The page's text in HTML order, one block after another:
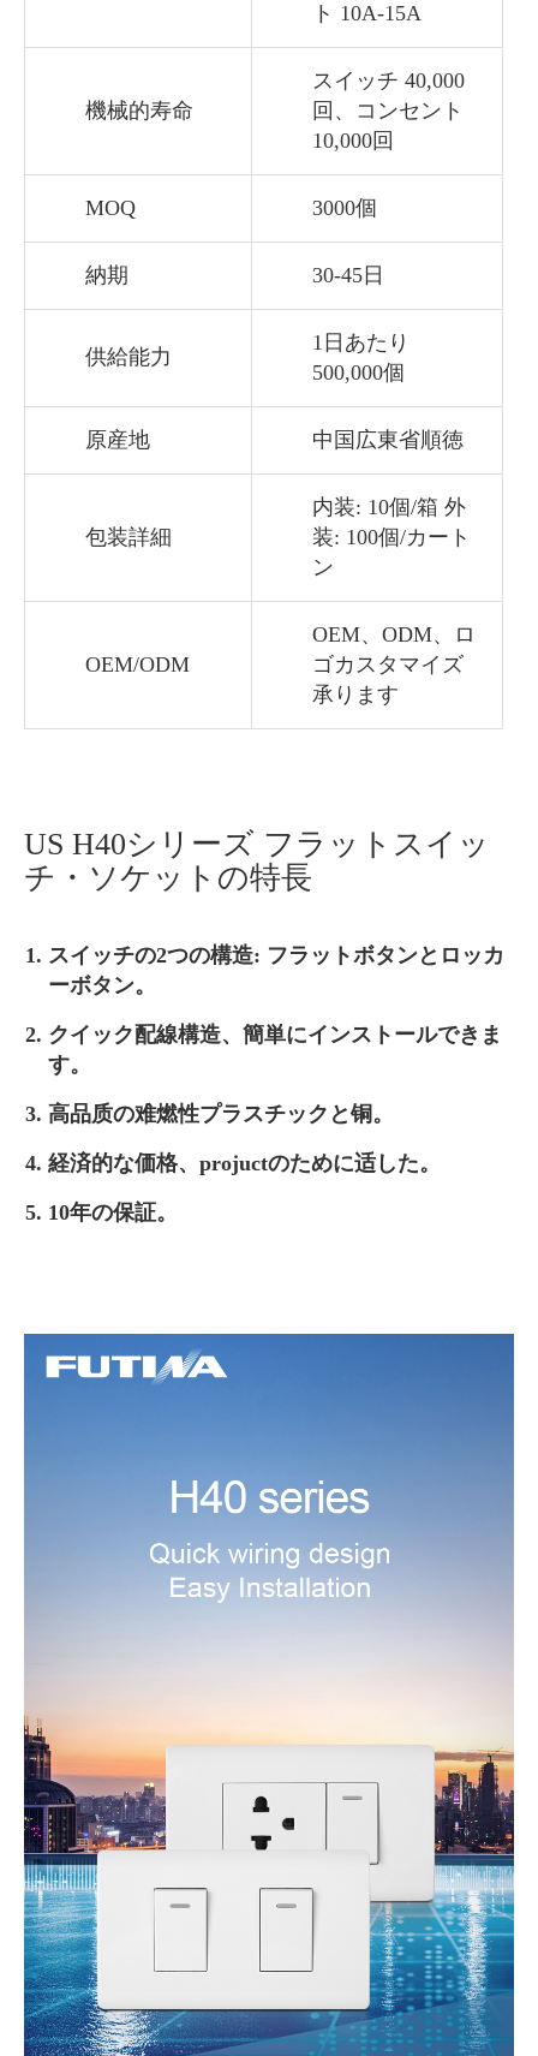
ト 10A-15A
機械的寿命
スイッチ 40,000
回、コンセント
10,000回
MOQ 3000個
納期 30-45日
供給能力
1日あたり
500,000個
原産地 中国広東省順徳
包装詳細
内装: 10個/箱 外
装: 100個/カート
ン
OEM/ODM
OEM、ODM、ロ
ゴカスタマイズ
承ります
US H40シリーズ フラットスイッ
チ・ソケットの特長
スイッチの2つの構造: フラットボタンとロッカ
ーボタン。
クイック配線構造、簡単にインストールできま
す。
高品质の难燃性プラスチックと铜。
経済的な価格、projuctのために适した。
10年の保証。